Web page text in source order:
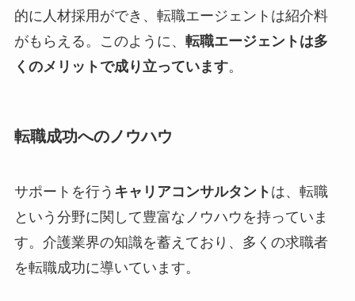
的に人材採用ができ、転職エージェントは紹介料
がもらえる。このように、 転職エージェントは多
くのメリットで成り立っています。
転職成功へのノウハウ
サポートを行う キャリアコンサルタント は、転職
という分野に関して豊富なノウハウを持っていま
す。介護業界の知識を蓄えており、多くの求職者
を転職成功に導いています。